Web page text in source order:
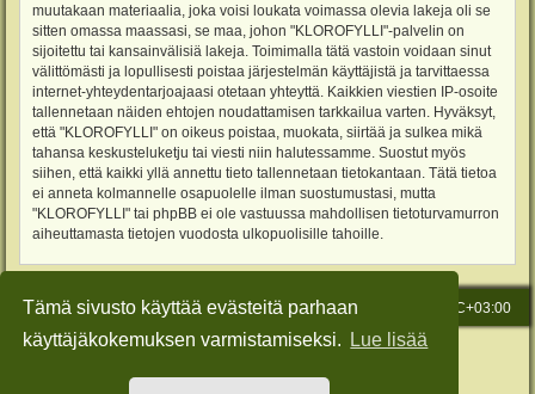
Tämä sivusto käyttää evästeitä parhaan
käyttäjäkokemuksen varmistamiseksi.
Lue lisää
muutakaan materiaalia, joka voisi loukata voimassa olevia lakeja oli se
sitten omassa maassasi, se maa, johon "KLOROFYLLI"-palvelin on
sijoitettu tai kansainvälisiä lakeja. Toimimalla tätä vastoin voidaan sinut
välittömästi ja lopullisesti poistaa järjestelmän käyttäjistä ja tarvittaessa
internet-yhteydentarjoajaasi otetaan yhteyttä. Kaikkien viestien IP-osoite
tallennetaan näiden ehtojen noudattamisen tarkkailua varten. Hyväksyt,
että "KLOROFYLLI" on oikeus poistaa, muokata, siirtää ja sulkea mikä
tahansa keskusteluketju tai viesti niin halutessamme. Suostut myös
siihen, että kaikki yllä annettu tieto tallennetaan tietokantaan. Tätä tietoa
ei anneta kolmannelle osapuolelle ilman suostumustasi, mutta
"KLOROFYLLI" tai phpBB ei ole vastuussa mahdollisen tietoturvamurron
aiheuttamasta tietojen vuodosta ulkopuolisille tahoille.
Etusivu Kaikki ajat ovat UTC+03:00
Viesti Ylläpidolle
Keskustelufoorumin ohjelmistophpBB® Forum Software © phpBB Limited